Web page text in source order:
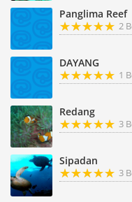
Panglima Reef
2
DAYANG
1
Redang
3
Sipadan
3